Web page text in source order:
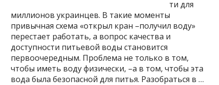
ти для
миллионов украинцев. В такие моменты
привычная схема «открыл кран –получил воду»
перестает работать, а вопрос качества и
доступности питьевой воды становится
первоочередным. Проблема не только в том,
чтобы иметь воду физически, –а в том, чтобы эта
вода была безопасной для питья. Разобраться в …